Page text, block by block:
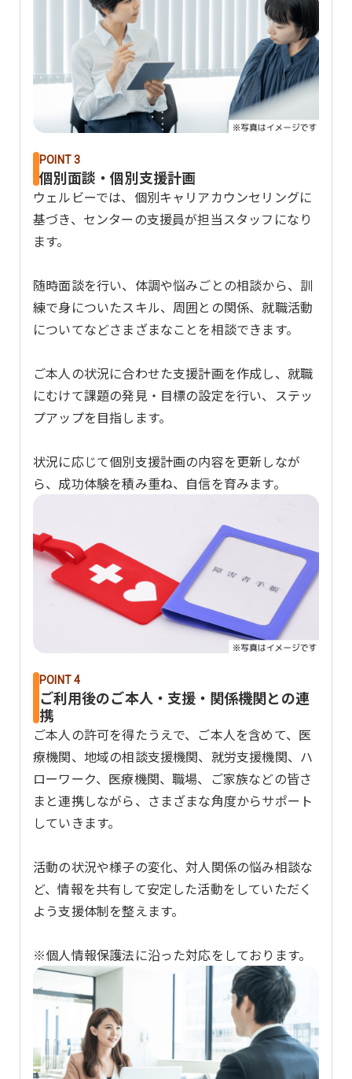
POINT 3
個別面談・個別支援計画
ウェルビーでは、個別キャリアカウンセリングに
基づき、センターの支援員が担当スタッフになり
ます。
随時面談を行い、体調や悩みごとの相談から、訓
練で身についたスキル、周囲との関係、就職活動
についてなどさまざまなことを相談できます。
ご本人の状況に合わせた支援計画を作成し、就職
にむけて課題の発見・目標の設定を行い、ステッ
プアップを目指します。
状況に応じて個別支援計画の内容を更新しなが
ら、成功体験を積み重ね、自信を育みます。
POINT 4
ご利用後のご本人・支援・関係機関との連
携
ご本人の許可を得たうえで、ご本人を含めて、医
療機関、地域の相談支援機関、就労支援機関、ハ
ローワーク、医療機関、職場、ご家族などの皆さ
まと連携しながら、さまざまな角度からサポート
していきます。
活動の状況や様子の変化、対人関係の悩み相談な
ど、情報を共有して安定した活動をしていただく
よう支援体制を整えます。
※個人情報保護法に沿った対応をしております。